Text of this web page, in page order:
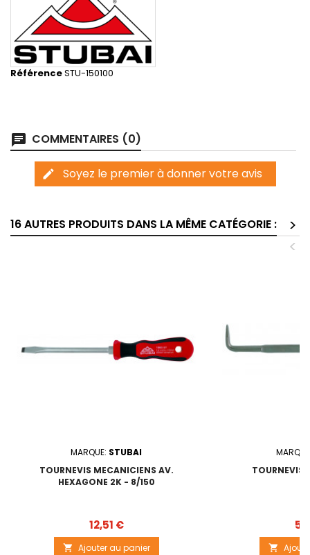
RéférenceSTU-150100
chat COMMENTAIRES (0)
edit Soyez le premier à donner votre avis
16 AUTRES PRODUITS DANS LA MÊME CATÉGORIE :
>
<
MARQUE: STUBAI
TOURNEVIS MECANICIENS AV.
HEXAGONE 2K - 8/150
Prix
12,51 €
 Ajouter au panier
TOURNEVIS
